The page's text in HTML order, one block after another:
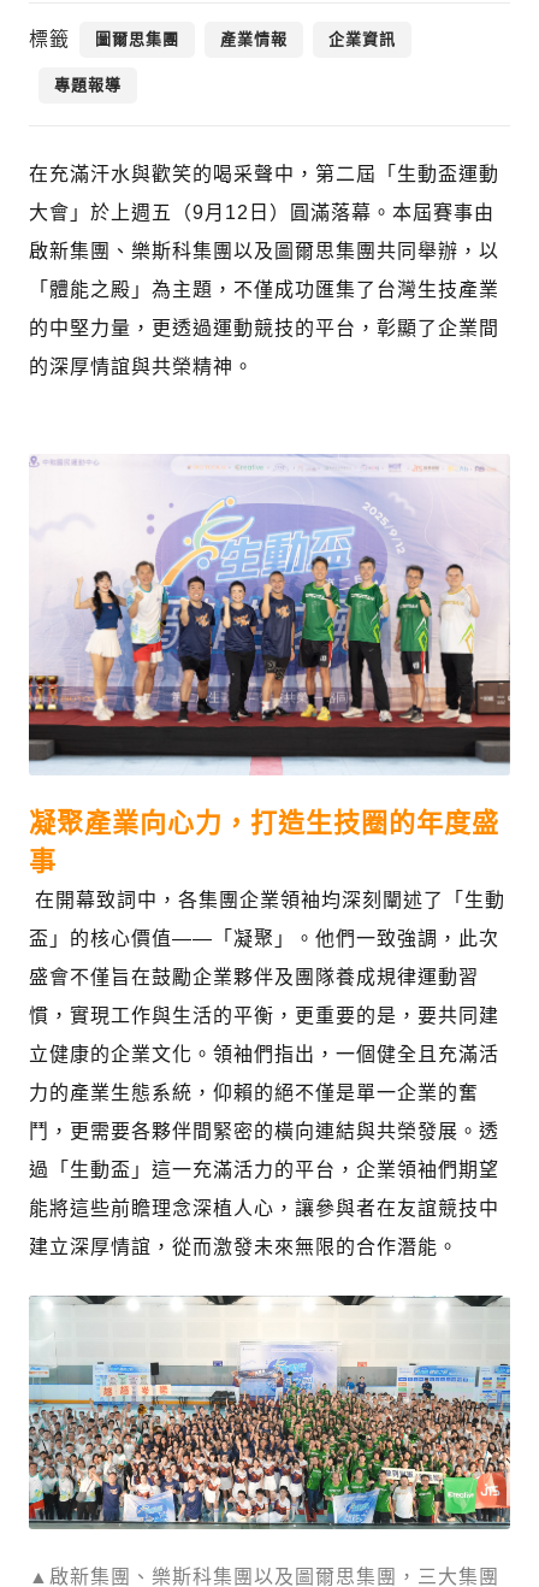
在充滿汗水與歡笑的喝采聲中，第二屆「生動盃運動
大會」於上週五（9月12日）圓滿落幕。本屆賽事由
啟新集團、樂斯科集團以及圖爾思集團共同舉辦，以
「體能之殿」為主題，不僅成功匯集了台灣生技產業
的中堅力量，更透過運動競技的平台，彰顯了企業間
的深厚情誼與共榮精神。
凝聚產業向心力，打造生技圈的年度盛
事
在開幕致詞中，各集團企業領袖均深刻闡述了「生動
盃」的核心價值——「凝聚」。他們一致強調，此次
盛會不僅旨在鼓勵企業夥伴及團隊養成規律運動習
慣，實現工作與生活的平衡，更重要的是，要共同建
立健康的企業文化。領袖們指出，一個健全且充滿活
力的產業生態系統，仰賴的絕不僅是單一企業的奮
鬥，更需要各夥伴間緊密的橫向連結與共榮發展。透
過「生動盃」這一充滿活力的平台，企業領袖們期望
能將這些前瞻理念深植人心，讓參與者在友誼競技中
建立深厚情誼，從而激發未來無限的合作潛能。
▲啟新集團、樂斯科集團以及圖爾思集團，三大集團
標籤 圖爾思集團 產業情報 企業資訊
專題報導